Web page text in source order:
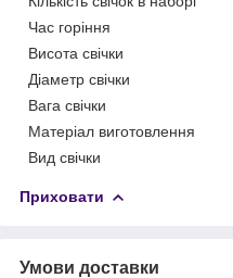
Час горіння
Висота свічки
Діаметр свічки
Вага свічки
Матеріал виготовлення
Вид свічки
Приховати
Умови доставки